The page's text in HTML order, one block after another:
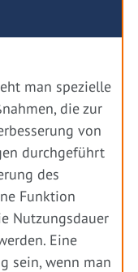
man spezielle
die zur
von
durchgeführt
des
Funktion
Nutzungsdauer
Eine
sein, wenn man